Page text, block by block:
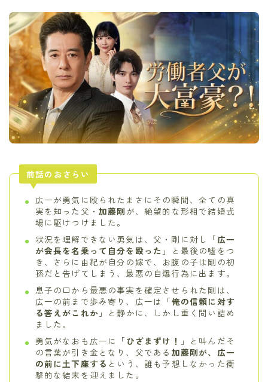
前話のおさらい
広一が勇気に殴られたまさにその瞬間、全ての真
実を知った父・ 加藤剛 が、絶望的な形相で結婚式
場に駆けつけました。
状況を理解できない勇気は、父・剛に対し「 広一
が会長を名乗って自分を殴った 」と最後の嘘をつ
き、さらに由紀が自分の嫁で、お腹の子は剛の初
孫だと告げてしまう、最悪の自爆行為に出ます。
息子の口から最悪の事実を確定させられた剛は、
広一の前まで歩み寄り、広一は「俺の信頼に対す
る答えがこれか 」と静かに、しかし重く問い詰め
ました。
勇気がなおも広一に「 ひざまずけ！ 」と叫んだそ
の言葉が引き金となり、父である 加藤剛が、広一
の前に土下座する という、誰も予想しなかった衝
撃的な結末を迎えました。